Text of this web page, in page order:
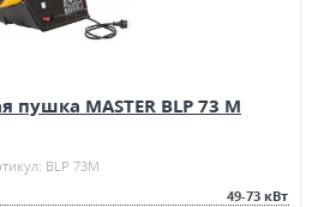
пушка MASTER BLP 73 M
BLP 73M
49-73 кВт